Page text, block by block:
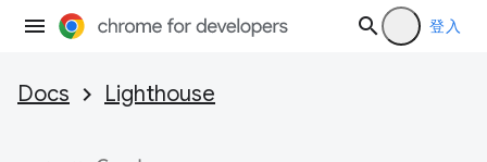
登入
Docs Lighthouse